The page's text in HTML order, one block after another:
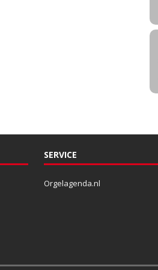
SERVICE
Orgelagenda.nl